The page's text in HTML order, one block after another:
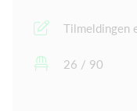
Tilmeldingen
26 / 90